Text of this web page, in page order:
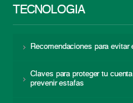
TECNOLOGÍA
Recomendaciones para evitar
Claves para proteger tu
prevenir estafas